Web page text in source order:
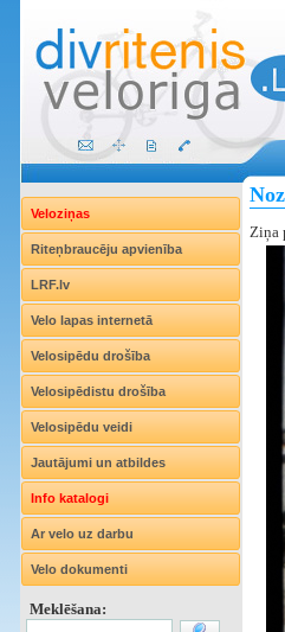
Veloziņas
Riteņbraucēju apvienība
LRF.lv
Velo lapas internetā
Velosipēdu drošība
Velosipēdistu drošība
Velosipēdu veidi
Jautājumi un atbildes
Info katalogi
Ar velo uz darbu
Velo dokumenti
Meklēšana:
Ziņa